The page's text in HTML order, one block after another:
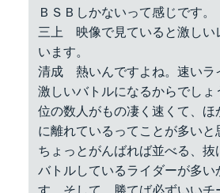
ＢＳＢしかないって感じです。
三上 映像で見ていると激しい
います。
清成 熱いんですよね。速いラ
激しいバトルになるからでしょ
位の数人がもの凄く速くて、ほ
に離れているってことが多いと
ちょっとがんばれば並べる、抜
バトルしているライダーが多い
す。そして、勝てば必ずいいチ